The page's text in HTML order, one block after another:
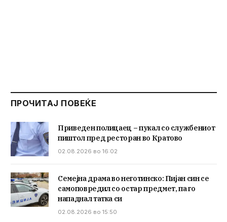
ПРОЧИТАЈ ПОВЕЌЕ
Приведен полицаец – пукал со службениот
пиштол пред ресторан во Кратово
02.08.2026 во 16:02
Семејна драма во неготинско: Пијан син се
самоповредил со остар предмет, па го
нападнал татка си
02.08.2026 во 15:50